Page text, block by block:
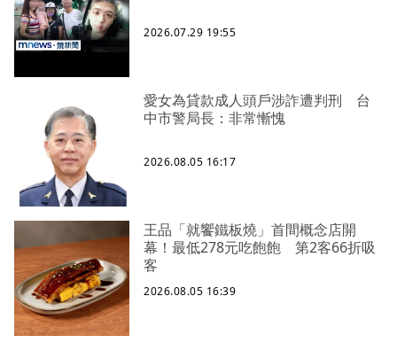
2026.07.29 19:55
愛女為貸款成人頭戶涉詐遭判刑 台
中市警局長：非常慚愧
2026.08.05 16:17
王品「就饗鐵板燒」首間概念店開
幕！最低278元吃飽飽 第2客66折吸
客
2026.08.05 16:39